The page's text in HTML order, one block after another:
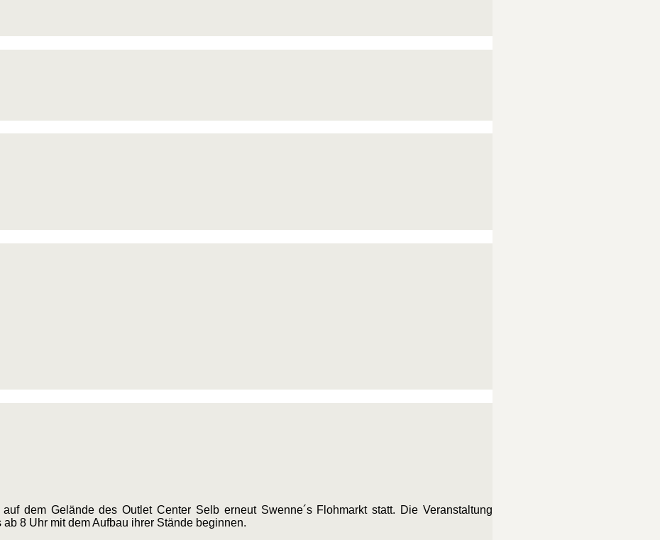
dem Gelände des Outlet Center Selb erneut Swenne´s Flohmarkt statt. Die Veranstaltung
8 Uhr mit dem Aufbau ihrer Stände beginnen.